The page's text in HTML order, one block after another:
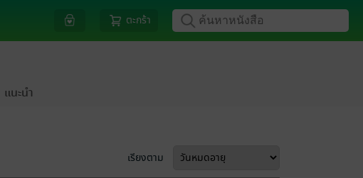
ตะกร้า
แนะนำ
เรียงตาม